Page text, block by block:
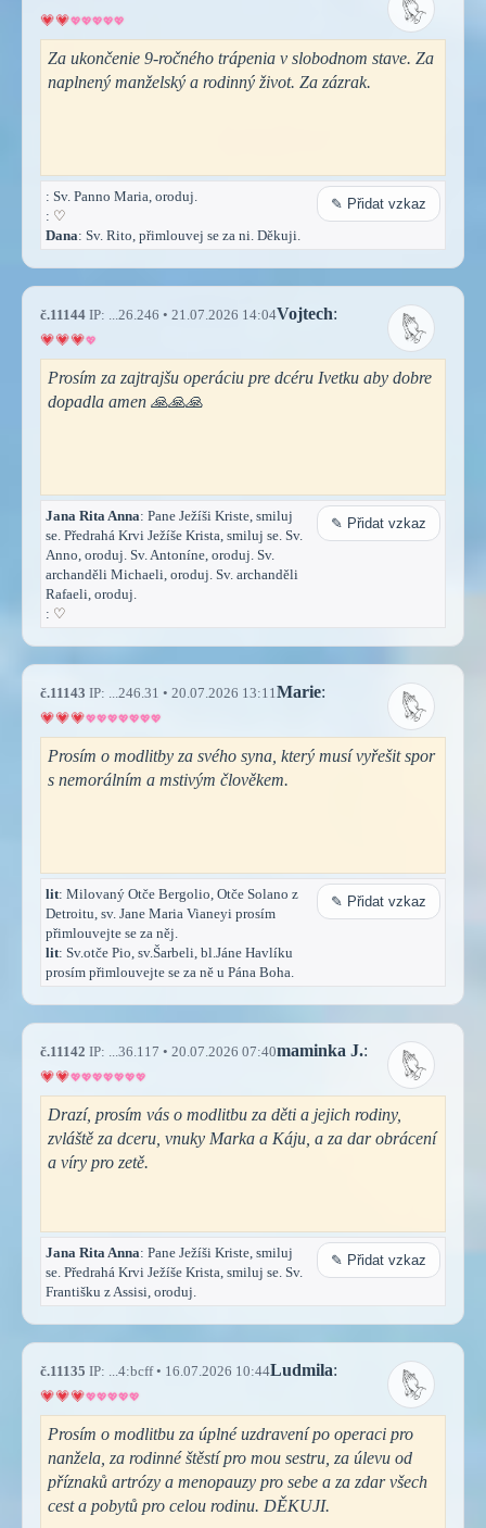
Za ukončenie 9-ročného trápenia v slobodnom stave. Za
naplnený manželský a rodinný život. Za zázrak.
: Sv. Panno Maria, oroduj.
: ♡
Dana: Sv. Rito, přimlouvej se za ni. Děkuji.
✎ Přidat vzkaz
č.11144 IP: ...26.246 • 21.07.2026 14:04Vojtech:
Prosím za zajtrajšu operáciu pre dcéru Ivetku aby dobre
dopadla amen 🙏🙏🙏
Jana Rita Anna: Pane Ježíši Kriste, smiluj
se. Předrahá Krvi Ježíše Krista, smiluj se. Sv.
Anno, oroduj. Sv. Antoníne, oroduj. Sv.
archanděli Michaeli, oroduj. Sv. archanděli
Rafaeli, oroduj.
: ♡
✎ Přidat vzkaz
č.11143 IP: ...246.31 • 20.07.2026 13:11 Marie:
Prosím o modlitby za svého syna, který musí vyřešit spor
s nemorálním a mstivým člověkem.
lit: Milovaný Otče Bergolio, Otče Solano z
Detroitu, sv. Jane Maria Vianeyi prosím
přimlouvejte se za něj.
lit: Sv.otče Pio, sv.Šarbeli, bl.Jáne Havlíku
prosím přimlouvejte se za ně u Pána Boha.
✎ Přidat vzkaz
č.11142 IP: ...36.117 • 20.07.2026 07:40maminka J.:
Drazí, prosím vás o modlitbu za děti a jejich rodiny,
zvláště za dceru, vnuky Marka a Káju, a za dar obrácení
a víry pro zetě.
Jana Rita Anna: Pane Ježíši Kriste, smiluj
se. Předrahá Krvi Ježíše Krista, smiluj se. Sv.
Františku z Assisi, oroduj.
✎ Přidat vzkaz
č.11135 IP: ...4:bcff • 16.07.2026 10:44Ludmila:
Prosím o modlitbu za úplné uzdravení po operaci pro
nanžela, za rodinné štěstí pro mou sestru, za úlevu od
příznaků artrózy a menopauzy pro sebe a za zdar všech
cest a pobytů pro celou rodinu. DĚKUJI.